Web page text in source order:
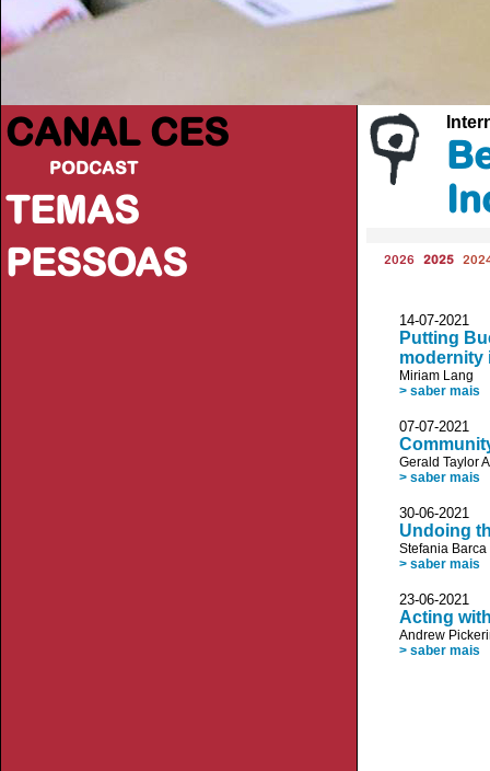
CANAL CES
PODCAST
TEMAS
PESSOAS
2026 2025
14-07-
Putting
modernity
Miriam Lang
> saber mais
07-07-
Gerald Taylor
> saber mais
30-06-
Undoing
Stefania Barca
> saber mais
23-06-
Acting
Andrew
> saber mais